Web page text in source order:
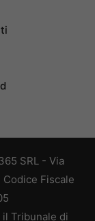
SRL - Via
Codice Fiscale
Tribunale di